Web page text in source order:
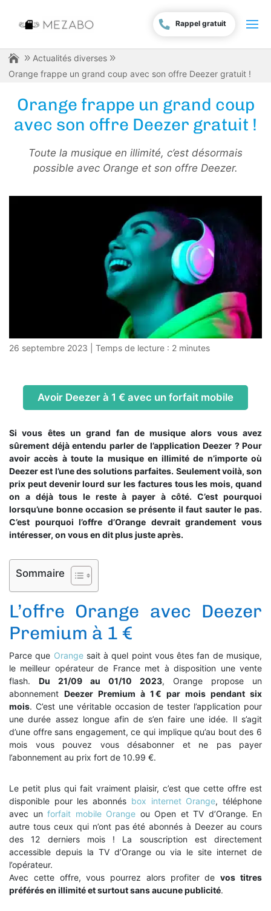
Rappel gratuit
Actualités diverses
Orange frappe un grand coup avec son offre Deezer gratuit !
Orange frappe un grand coup
avec son offre Deezer gratuit !
Toute la musique en illimité, c’est désormais
possible avec Orange et son offre Deezer.
26 septembre 2023 Temps de lecture : 2 minutes
Avoir Deezer à 1 € avec un forfait mobile
Si vous êtes un grand fan de musique alors vous avez
sûrement déjà entendu parler de l’application Deezer ? Pour
avoir accès à toute la musique en illimité de n’importe où
Deezer est l’une des solutions parfaites. Seulement voilà, son
prix peut devenir lourd sur les factures tous les mois, quand
on a déjà tous le reste à payer à côté. C’est pourquoi
lorsqu’une bonne occasion se présente il faut sauter le pas.
C’est pourquoi l’offre d’Orange devrait grandement vous
intéresser, on vous en dit plus juste après.
Sommaire
L’offre Orange avec Deezer
Premium à 1 €
Parce que Orangesait à quel point vous êtes fan de musique,
le meilleur opérateur de France met à disposition une vente
flash. Du 21/09 au 01/10 2023, Orange propose un
abonnement Deezer Premium à 1 € par mois pendant six
mois. C’est une véritable occasion de tester l’application pour
une durée assez longue afin de s’en faire une idée. Il s’agit
d’une offre sans engagement, ce qui implique qu’au bout des 6
mois vous pouvez vous désabonner et ne pas payer
l’abonnement au prix fort de 10.99 €.
Le petit plus qui fait vraiment plaisir, c’est que cette offre est
disponible pour les abonnés box internet Orange, téléphone
avec un forfait mobile Orange ou Open et TV d’Orange. En
autre tous ceux qui n’ont pas été abonnés à Deezer au cours
des 12 derniers mois ! La souscription est directement
accessible depuis la TV d’Orange ou via le site internet de
l’opérateur.
Avec cette offre, vous pourrez alors profiter devos titres
préférés en illimité et surtout sans aucune publicité.